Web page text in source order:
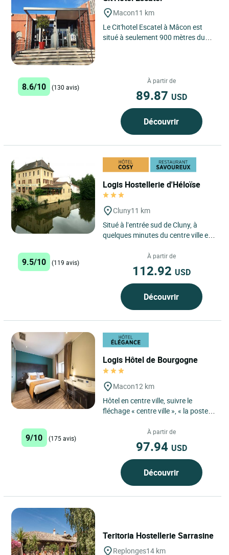
Macon11 km
Le Cit'hotel Escatel à Mâcon est
situé à seulement 900 mètres du
8.6/10 (130 avis)
À partir de
89.87 USD
Découvrir
Logis Hostellerie d'Héloïse
Cluny11 km
Situé à l’entrée sud de Cluny, à
quelques minutes du centre ville et
9.5/10 (119 avis)
À partir de
112.92 USD
Découvrir
Logis Hôtel de Bourgogne
Macon12 km
Hôtel en centre ville, suivre le
fléchage « centre ville », « la poste ».
9/10 (175 avis)
À partir de
97.94 USD
Découvrir
Teritoria Hostellerie Sarrasine
Replonges14 km